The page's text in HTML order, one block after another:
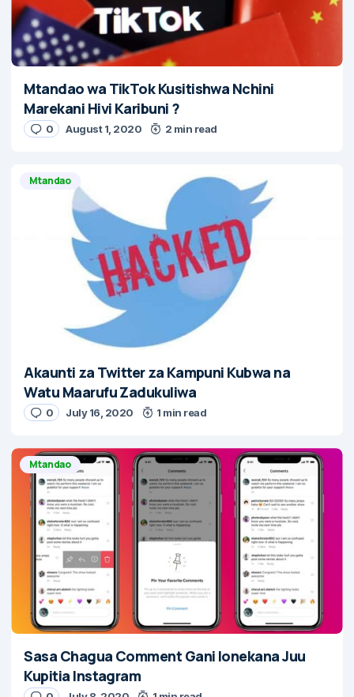
Mtandao wa TikTok Kusitishwa Nchini
Marekani Hivi Karibuni ?
0 August 1, 2020 2 min read
Mtandao
Akaunti za Twitter za Kampuni Kubwa na
Watu Maarufu Zadukuliwa
0 July 16, 2020 1 min read
Mtandao
Sasa Chagua Comment Gani Ionekana Juu
Kupitia Instagram